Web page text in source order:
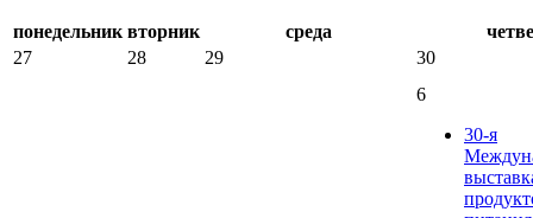
понедельник вторник среда
27
28 29 30
6
30-я